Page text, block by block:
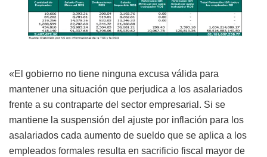
«El gobierno no tiene ninguna excusa válida para
mantener una situación que perjudica a los asalariados
frente a su contraparte del sector empresarial. Si se
mantiene la suspensión del ajuste por inflación para los
asalariados cada aumento de sueldo que se aplica a los
empleados formales resulta en sacrificio fiscal mayor de